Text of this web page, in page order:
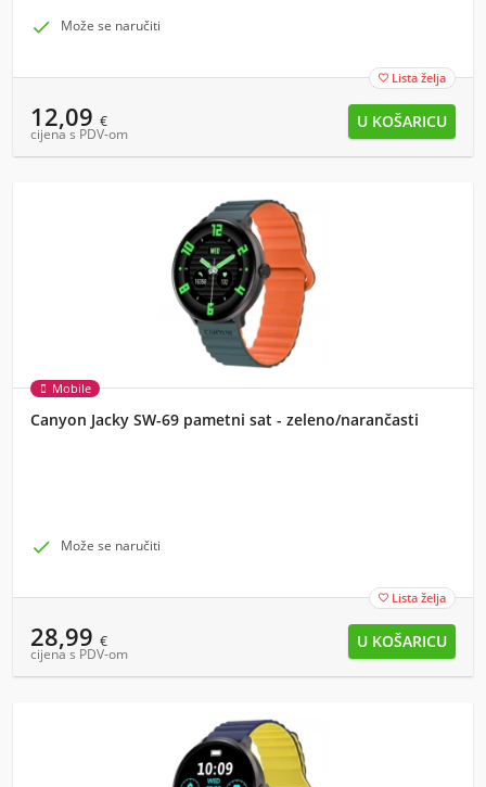
 Može se naručiti
 Lista želja
12,09 €
cijena s PDV-om
Mobile
Canyon Jacky SW-69 pametni sat - zeleno/narančasti
 Može se naručiti
 Lista želja
28,99 €
cijena s PDV-om